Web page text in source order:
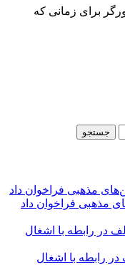
برای زمانی که
مذهبی فراخوان داد
رابطه با اشغال